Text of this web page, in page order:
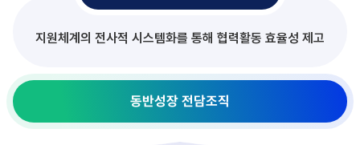
지원체계의 전사적 시스템화를 통해 협력활동 효율성 제고
동반성장 전담조직